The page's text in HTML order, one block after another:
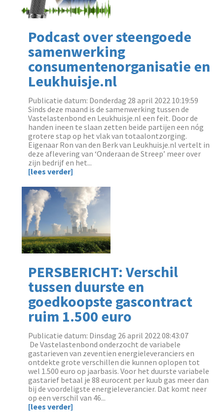
Podcast over steengoede
samenwerking
consumentenorganisatie en
Leukhuisje.nl
Publicatie datum: Donderdag 28 april 2022 10:19:59
‌Sinds deze maand is de samenwerking tussen de
Vastelastenbond en Leukhuisje.nl een feit. Door de
handen ineen te slaan zetten beide partijen een nóg
grotere stap op het vlak van totaalontzorging.
Eigenaar Ron van den Berk van Leukhuisje.nl vertelt in
deze aflevering van ‘Onderaan de Streep’ meer over
zijn bedrijf en het...
[lees verder]
PERSBERICHT: Verschil
tussen duurste en
goedkoopste gascontract
ruim 1.500 euro
Publicatie datum: Dinsdag 26 april 2022 08:43:07
‌ De Vastelastenbond onderzocht de variabele
gastarieven van zeventien energieleveranciers en
ontdekte grote verschillen die kunnen oplopen tot
wel 1.500 euro op jaarbasis. Voor het duurste variabele
gastarief betaal je 88 eurocent per kuub gas meer dan
bij de voordeligste energieleverancier. Dat komt neer
op een verschil van 46...
[lees verder]